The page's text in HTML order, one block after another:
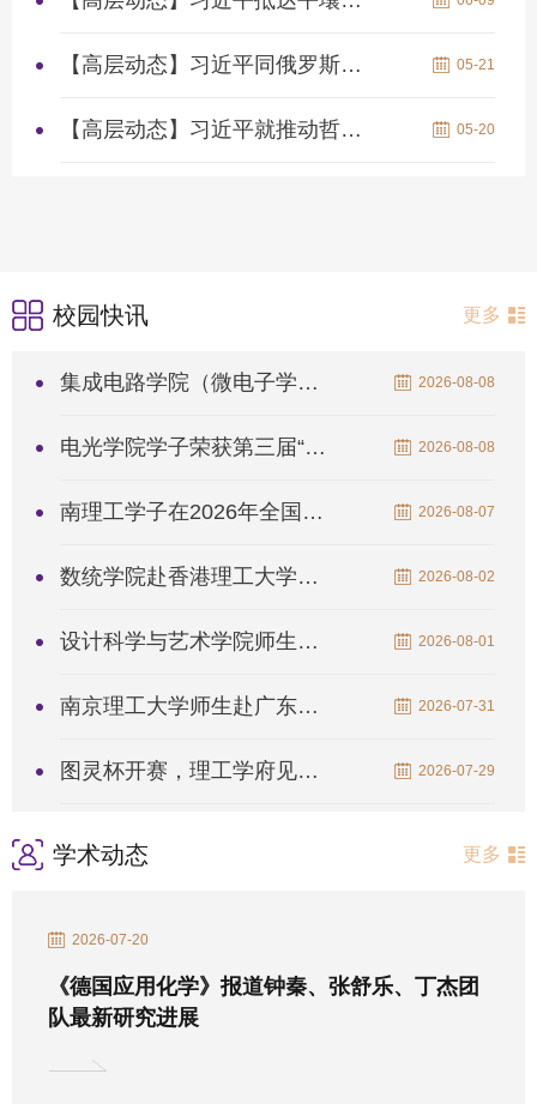
05-21
【高层动态】习近平同俄罗斯总统普京会谈
05-20
【高层动态】习近平就推动哲学社会科学高质量发展作出重要指示
校园快讯 更多
2026-08-08
集成电路学院（微电子学院）学子赴港开展暑期研学
2026-08-08
电光学院学子荣获第三届“生益杯”微波毫米波设计大赛全国一等奖
2026-08-07
南理工学子在2026年全国大学生武术套路锦标赛上取得三金二铜好成...
2026-08-02
数统学院赴香港理工大学开展暑期学校
2026-08-01
设计科学与艺术学院师生赴英法开展暑期访学
2026-07-31
南京理工大学师生赴广东开展“国防行”暨“研究生移动思政课堂”...
2026-07-29
图灵杯开赛，理工学府见证少年智能力量
学术动态 更多
2026-07-20
《德国应用化学》报道钟秦、张舒乐、丁杰团
队最新研究进展